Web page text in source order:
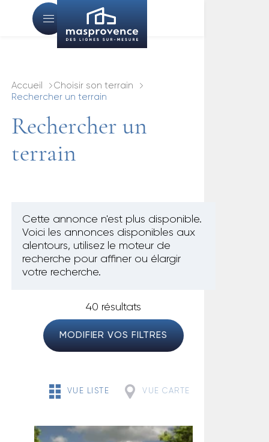
Accueil
Choisir son terrain
Rechercher un terrain
Rechercher un
terrain
Cette annonce n'est plus disponible.
Voici les annonces disponibles aux
alentours, utilisez le moteur de
recherche pour affiner ou élargir
votre recherche.
40 résultats
MODIFIER VOS FILTRES
VUE LISTE VUE CARTE